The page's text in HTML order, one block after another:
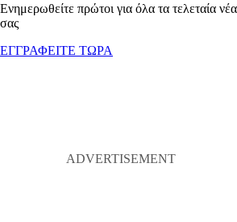
Ενημερωθείτε πρώτοι για όλα τα τελεταία
σας
ΕΓΓΡΑΦΕΙΤΕ ΤΩΡΑ